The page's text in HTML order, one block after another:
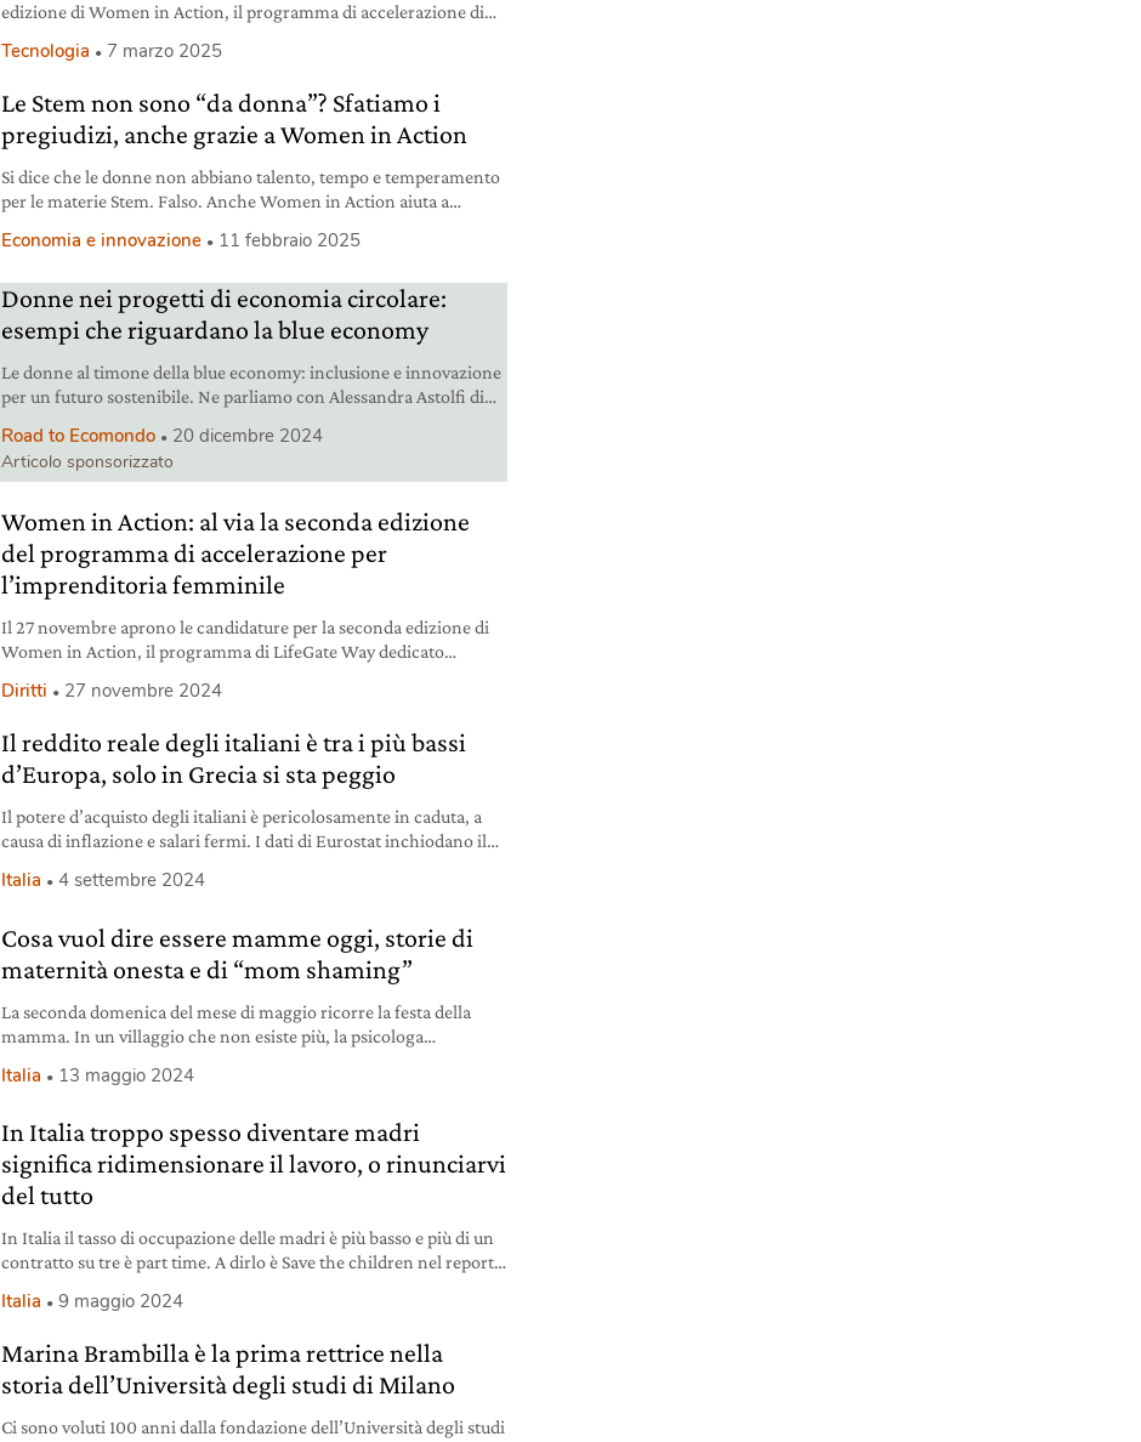
edizione di Women in Action, il programma di accelerazione di
Tecnologia 7 marzo 2025
Le Stem non sono “da donna”? Sfatiamo i
pregiudizi, anche grazie a Women in Action
Si dice che le donne non abbiano talento, tempo e temperamento
per le materie Stem. Falso. Anche Women in Action aiuta a
Economia e innovazione 11 febbraio 2025
Donne nei progetti di economia circolare:
esempi che riguardano la blue economy
Le donne al timone della blue economy: inclusione e innovazione
per un futuro sostenibile. Ne parliamo con Alessandra Astolfi di
Road to Ecomondo 20 dicembre 2024
Articolo sponsorizzato
Women in Action: al via la seconda edizione
del programma di accelerazione per
l’imprenditoria femminile
Il 27 novembre aprono le candidature per la seconda edizione di
Women in Action, il programma di LifeGate Way dedicato
Diritti 27 novembre 2024
Il reddito reale degli italiani è tra i più bassi
d’Europa, solo in Grecia si sta peggio
Il potere d’acquisto degli italiani è pericolosamente in caduta, a
causa di inflazione e salari fermi. I dati di Eurostat inchiodano il
Italia 4 settembre 2024
Cosa vuol dire essere mamme oggi, storie di
maternità onesta e di “mom shaming”
La seconda domenica del mese di maggio ricorre la festa della
mamma. In un villaggio che non esiste più, la psicologa
emozioni e svincolarci dai giudizi e pregiudizi altrui.
Italia 13 maggio 2024
In Italia troppo spesso diventare madri
significa ridimensionare il lavoro, o rinunciarvi
del tutto
In Italia il tasso di occupazione delle madri è più basso e più di un
contratto su tre è part time. A dirlo è Save the children nel report
Italia 9 maggio 2024
Marina Brambilla è la prima rettrice nella
storia dell’Università degli studi di Milano
Ci sono voluti 100 anni dalla fondazione dell’Università degli studi